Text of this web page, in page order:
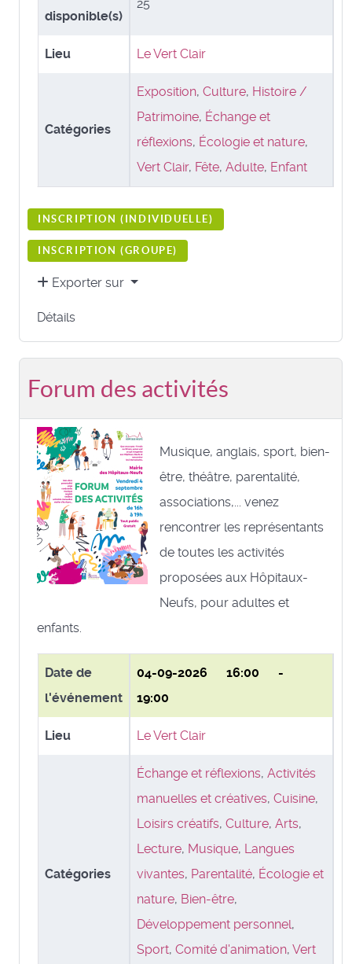
disponible(s)
25
Lieu Le Vert Clair
Catégories
Exposition, Culture, Histoire /
Patrimoine, Échange et
réflexions, Écologie et nature,
Vert Clair, Fête, Adulte, Enfant
INSCRIPTION ( INDIVIDUELLE)
INSCRIPTION (GROUPE)
Exporter sur
Détails
Forum des activités
Musique, anglais, sport, bien-
être, théâtre, parentalité,
associations,... venez
rencontrer les représentants
de toutes les activités
proposées aux Hôpitaux-
Neufs, pour adultes et
enfants.
Date de
l'événement
04-09-2026 16:00 -
19:00
Lieu Le Vert Clair
Catégories
Échange et réflexions, Activités
manuelles et créatives, Cuisine,
Loisirs créatifs, Culture, Arts,
Lecture, Musique, Langues
vivantes, Parentalité, Écologie et
nature, Bien-être,
Développement personnel,
Sport, Comité d'animation, Vert